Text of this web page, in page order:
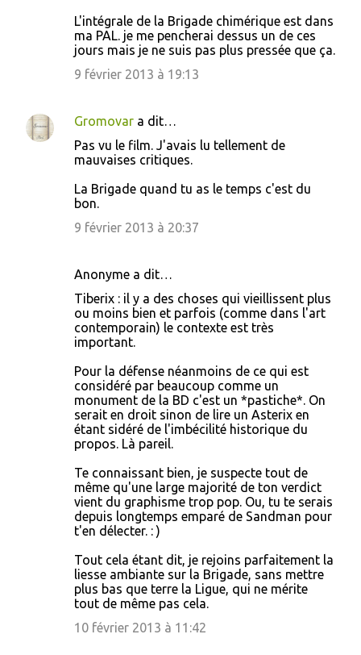
L'intégrale de la Brigade chimérique est dans
ma PAL. je me pencherai dessus un de ces
jours mais je ne suis pas plus pressée que ça.
9 février 2013 à 19:13
Gromovar a dit…
Pas vu le film. J'avais lu tellement de
mauvaises critiques.
La Brigade quand tu as le temps c'est du
bon.
9 février 2013 à 20:37
Anonyme a dit…
Tiberix : il y a des choses qui vieillissent plus
ou moins bien et parfois (comme dans l'art
contemporain) le contexte est très
important.
Pour la défense néanmoins de ce qui est
considéré par beaucoup comme un
monument de la BD c'est un *pastiche*. On
serait en droit sinon de lire un Asterix en
étant sidéré de l'imbécilité historique du
propos. Là pareil.
Te connaissant bien, je suspecte tout de
même qu'une large majorité de ton verdict
vient du graphisme trop pop. Ou, tu te serais
depuis longtemps emparé de Sandman pour
t'en délecter. : )
Tout cela étant dit, je rejoins parfaitement la
liesse ambiante sur la Brigade, sans mettre
plus bas que terre la Ligue, qui ne mérite
tout de même pas cela.
10 février 2013 à 11:42